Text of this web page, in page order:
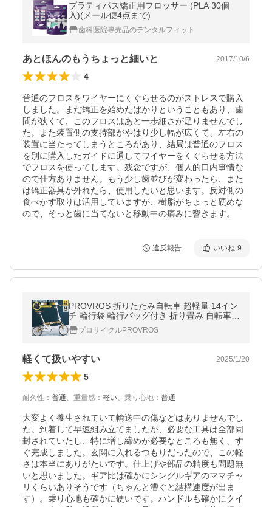
プラティパス矯正用フロッサー (PLA 30個
入)(メール便4点まで)
歯科医院専売品のデンタルフィット
あとほんのもうちょっと細いと 2017/10/6
4
普通のフロスをワイヤーにくぐらせるのがストレスで購入
しました。まだ矯正を始めたばかりということもあり、歯
間が狭くて、このフロスはあと一歩細さが足りませんでし
た。また装置側の支持部がやはり少し幅が広くて、左右の
装置に当たってしまうところがあり、結局は普通のフロス
を別に購入したガイドに通してワイヤーをくぐらせる方法
でフロスを使ってします。残念ですが、個人的口内事情な
ので仕方ありません。もう少し歯並びが変わったら、また
は矯正器具が外れたら、使用したいと思います。反対側の
食べかす取りは活用していますが、樹脂がちょっと硬めな
ので、そっと歯に当てないと移動中の痛みに響きます。
違反報告 いいね 9
PROVROS 折りたたみ自転車 超軽量 14イン
チ 輪行袋 輪行バッグ付き 折り畳み 自転車
ミニベロ アルミ 格安 旅行 持ち運び P-140
プロサイクルPROVROS
軽くて扱いやすい 2025/1/20
5
耐久性 ： 普通、 重量感 ： 軽い、 乗り心地 ： 普通
大変よく養生されていて輸送中の傷などはありませんでし
た。到着して早速組み立てましたが、必要な工具は全部同
封されていたし、特に増し締めが必要なところも無く、す
ぐ完成しました。玄関に入れるつもりだったので、この軽
さは本当にありがたいです。仕上げや部品の精度も問題無
いと思いました。ギア比は確かにシングルギアのママチャ
リくらいありそうです（ちゃんと漕ぐと結構速度が出ま
す）。乗り心地も確かに硬いです。ハンドルも確かにクイ